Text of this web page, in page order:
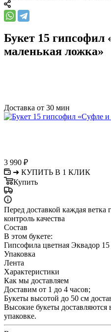
Букет 15 гипсофил
маленькая ложка»
Доставка от 30 мин
3 990 ₽
➜ КУПИТЬ В 1 КЛИК
Купить
Перед доставкой каждая
контроль качества
Состав
В этом букете:
Гипсофила цветная Эквадор
Упаковка
Лента
Характеристики
Как мы доставляем
Доставим от 1 до 4 часов;
Букеты высотой до 50 см
Высокие букеты доставляются
упаковке.